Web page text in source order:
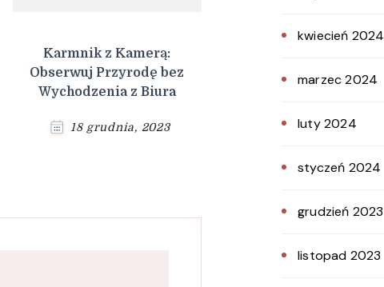
Karmnik z Kamerą:
Obserwuj Przyrodę bez
Wychodzenia z Biura
18 grudnia, 2023
kwiecień 2024
marzec 2024
luty 2024
styczeń 2024
grudzień 2023
listopad 2023